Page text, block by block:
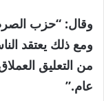
وقال: “حزب
ومع ذلك يعتقد
من التعليق
عام.”